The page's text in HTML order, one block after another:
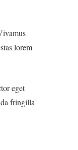
lorem
eget
fringilla